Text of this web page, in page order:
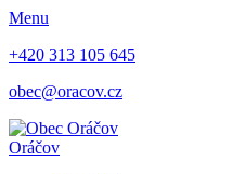
Menu
+420 313 105 645
obec@oracov.cz
Oráčov